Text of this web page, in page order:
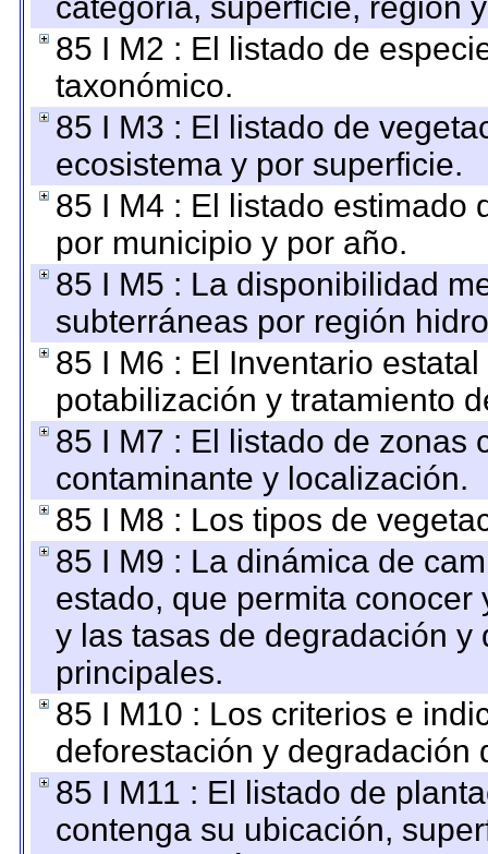
85 I M2 : El listado de
taxonómico.
85 I M3 : El listado de
ecosistema y por superficie.
85 I M4 : El listado estimado
por municipio y por año.
85 I M5 : La disponibilidad
subterráneas por región
85 I M6 : El Inventario
potabilización y tratamiento
85 I M7 : El listado de zonas
contaminante y localización.
85 I M8 : Los tipos de
85 I M9 : La dinámica de
estado, que permita
y las tasas de degradación
principales.
85 I M10 : Los criterios e
deforestación y degradación
85 I M11 : El listado de
contenga su ubicación,